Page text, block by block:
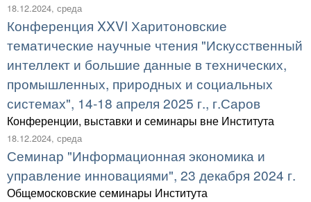
18.12.2024, среда
Конференция XXVI Харитоновские
тематические научные чтения "Искусственный
интеллект и большие данные в технических,
промышленных, природных и социальных
системах", 14-18 апреля 2025 г., г.Саров
Конференции, выставки и семинары вне Института
18.12.2024, среда
Семинар "Информационная экономика и
управление инновациями", 23 декабря 2024 г.
Общемосковские семинары Института